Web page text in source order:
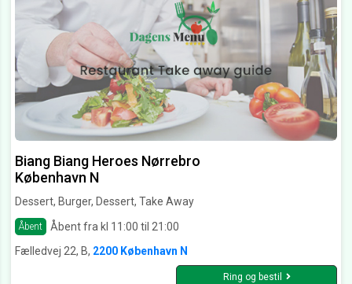
Biang Biang Heroes Nørrebro
København N
Dessert, Burger, Dessert, Take Away
Åbent
Åbent fra kl 11:00 til 21:00
Fælledvej 22, B, 2200 København N
Ring og bestil